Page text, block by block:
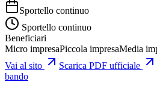
Sportello continuo
Sportello continuo
Beneficiari
Micro impresaPiccola impresaMedia
Vai al sito
Scarica PDF ufficiale
bando